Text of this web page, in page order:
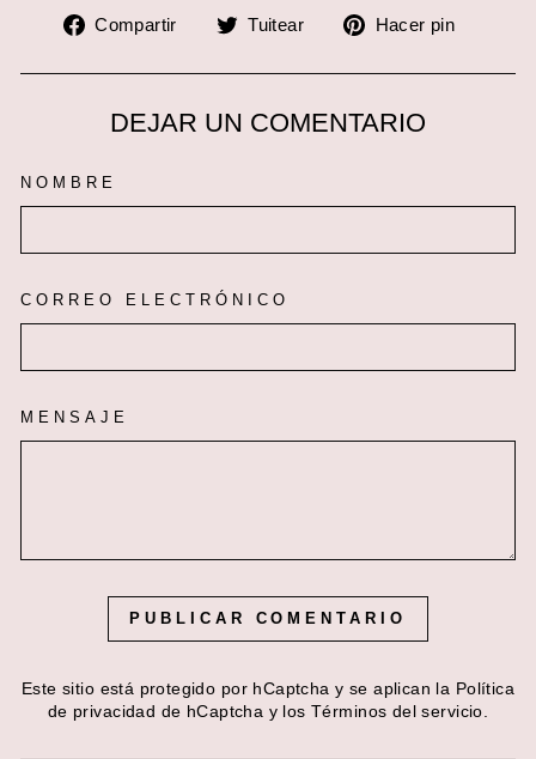
Compartir
Compartir
Facebook
Tuitear
Tuitear
Twitter
Hacer pin
DEJAR UN COMENTARIO
NOMBRE
CORREO ELECTRÓNICO
MENSAJE
PUBLICAR COMENTARIO
Este sitio está protegido por hCaptcha y se aplican la Política
de privacidad de hCaptcha y losTérminos del servicio.